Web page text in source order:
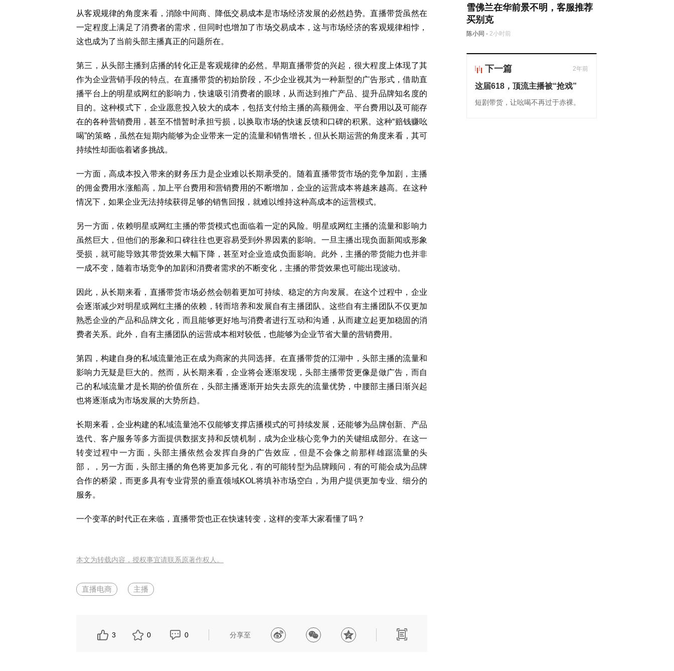
从客观规律的角度来看，消除中间商、降低交易成本是市场经济发展的必然趋势。直播带货虽然在
一定程度上满足了消费者的需求，但同时也增加了市场交易成本，这与市场经济的客观规律相悖，
这也成为了当前头部主播真正的问题所在。
第三，从头部主播到店播的转化正是客观规律的必然。早期直播带货的兴起，很大程度上体现了其
作为企业营销手段的特点。在直播带货的初始阶段，不少企业视其为一种新型的广告形式，借助直
播平台上的明星或网红的影响力，快速吸引消费者的眼球，从而达到推广产品、提升品牌知名度的
目的。这种模式下，企业愿意投入较大的成本，包括支付给主播的高额佣金、平台费用以及可能存
在的各种营销费用，甚至不惜暂时承担亏损，以换取市场的快速反馈和口碑的积累。这种“赔钱赚吆
喝”的策略，虽然在短期内能够为企业带来一定的流量和销售增长，但从长期运营的角度来看，其可
持续性却面临着诸多挑战。
一方面，高成本投入带来的财务压力是企业难以长期承受的。随着直播带货市场的竞争加剧，主播
的佣金费用水涨船高，加上平台费用和营销费用的不断增加，企业的运营成本将越来越高。在这种
情况下，如果企业无法持续获得足够的销售回报，就难以维持这种高成本的运营模式。
另一方面，依赖明星或网红主播的带货模式也面临着一定的风险。明星或网红主播的流量和影响力
虽然巨大，但他们的形象和口碑往往也更容易受到外界因素的影响。一旦主播出现负面新闻或形象
受损，就可能导致其带货效果大幅下降，甚至对企业造成负面影响。此外，主播的带货能力也并非
一成不变，随着市场竞争的加剧和消费者需求的不断变化，主播的带货效果也可能出现波动。
因此，从长期来看，直播带货市场必然会朝着更加可持续、稳定的方向发展。在这个过程中，企业
会逐渐减少对明星或网红主播的依赖，转而培养和发展自有主播团队。这些自有主播团队不仅更加
熟悉企业的产品和品牌文化，而且能够更好地与消费者进行互动和沟通，从而建立起更加稳固的消
费者关系。此外，自有主播团队的运营成本相对较低，也能够为企业节省大量的营销费用。
第四，构建自身的私域流量池正在成为商家的共同选择。在直播带货的江湖中，头部主播的流量和
影响力无疑是巨大的。然而，从长期来看，企业将会逐渐发现，头部主播带货更像是做广告，而自
己的私域流量才是长期的价值所在，头部主播逐渐开始失去原先的流量优势，中腰部主播日渐兴起
也将逐渐成为市场发展的大势所趋。
长期来看，企业构建的私域流量池不仅能够支撑店播模式的可持续发展，还能够为品牌创新、产品
迭代、客户服务等多方面提供数据支持和反馈机制，成为企业核心竞争力的关键组成部分。在这一
转变过程中一方面，头部主播依然会发挥自身的广告效应，但是不会像之前那样雄踞流量的头
部，，另一方面，头部主播的角色将更加多元化，有的可能转型为品牌顾问，有的可能会成为品牌
合作的桥梁，而更多具有专业背景的垂直领域KOL将填补市场空白，为用户提供更加专业、细分的
服务。
一个变革的时代正在来临，直播带货也正在快速转变，这样的变革大家看懂了吗？
本文为转载内容，授权事宜请联系原著作权人。
直播电商 主播
3 0 0 分享至
雪佛兰在华前景不明，客服推荐
买别克
陈小同 · 2小时前
下一篇 2年前
这届618，顶流主播被“抢戏”
短剧带货，让吆喝不再过于赤裸。